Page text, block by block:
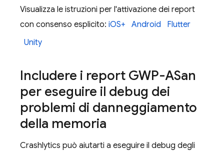
Visualizza le istruzioni per l'attivazione dei report
con consenso esplicito: iOS+ Android
Flutter
Unity
Includere i report GWP-ASan
per eseguire il debug dei
problemi di danneggiamento
della memoria
Crashlytics può aiutarti a eseguire il debug degli